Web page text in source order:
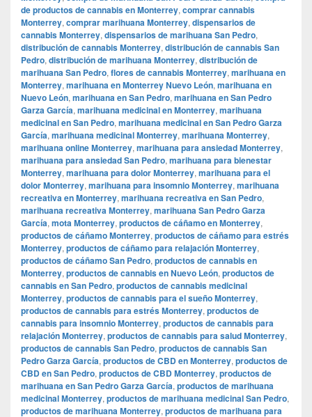
de productos de cannabis en Monterrey, comprar cannabis
Monterrey, comprar marihuana Monterrey, dispensarios de
cannabis Monterrey, dispensarios de marihuana San Pedro,
distribución de cannabis Monterrey, distribución de cannabis San
Pedro, distribución de marihuana Monterrey, distribución de
marihuana San Pedro, flores de cannabis Monterrey, marihuana en
Monterrey, marihuana en Monterrey Nuevo León, marihuana en
Nuevo León, marihuana en San Pedro, marihuana en San Pedro
Garza García, marihuana medicinal en Monterrey, marihuana
medicinal en San Pedro, marihuana medicinal en San Pedro Garza
García, marihuana medicinal Monterrey, marihuana Monterrey,
marihuana online Monterrey, marihuana para ansiedad Monterrey,
marihuana para ansiedad San Pedro, marihuana para bienestar
Monterrey, marihuana para dolor Monterrey, marihuana para el
dolor Monterrey, marihuana para insomnio Monterrey, marihuana
recreativa en Monterrey, marihuana recreativa en San Pedro,
marihuana recreativa Monterrey, marihuana San Pedro Garza
García, mota Monterrey, productos de cáñamo en Monterrey,
productos de cáñamo Monterrey, productos de cáñamo para estrés
Monterrey, productos de cáñamo para relajación Monterrey,
productos de cáñamo San Pedro, productos de cannabis en
Monterrey, productos de cannabis en Nuevo León, productos de
cannabis en San Pedro, productos de cannabis medicinal
Monterrey, productos de cannabis para el sueño Monterrey,
productos de cannabis para estrés Monterrey, productos de
cannabis para insomnio Monterrey, productos de cannabis para
relajación Monterrey, productos de cannabis para salud Monterrey,
productos de cannabis San Pedro, productos de cannabis San
Pedro Garza García, productos de CBD en Monterrey, productos de
CBD en San Pedro, productos de CBD Monterrey, productos de
marihuana en San Pedro Garza García, productos de marihuana
medicinal Monterrey, productos de marihuana medicinal San Pedro,
productos de marihuana Monterrey, productos de marihuana para